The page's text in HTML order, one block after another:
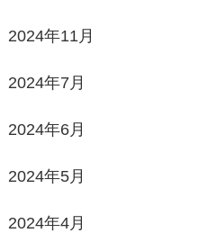
2024年11月
2024年7月
2024年6月
2024年5月
2024年4月